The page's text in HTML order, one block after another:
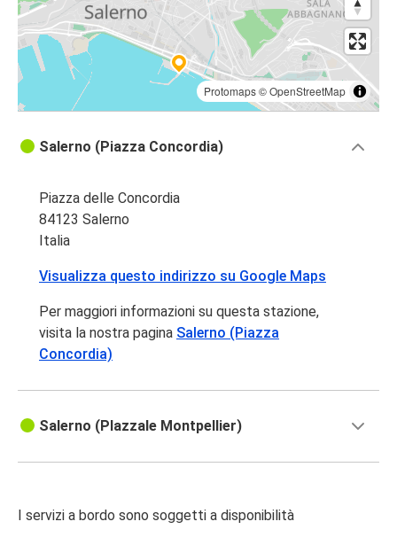
Protomaps©OpenStreetMap
Salerno (Piazza Concordia)
Piazza delle Concordia
84123 Salerno
Italia
Visualizza questo indirizzo su Google Maps
Per maggiori informazioni su questa stazione,
visita la nostra pagina Salerno (Piazza
Concordia)
Salerno (PIazzale Montpellier)
I servizi a bordo sono soggetti a disponibilità